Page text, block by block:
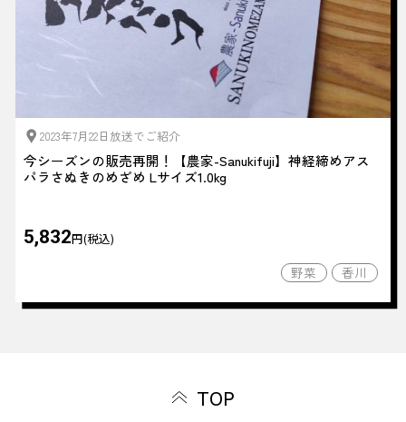
2023年7月22日放送でご紹介
今シーズンの販売再開！【農家-Sanukifuji】神経締めアス
パラさぬきのめざめ Lサイズ1.0kg
5,832円(税込)
野菜 香川
TOP